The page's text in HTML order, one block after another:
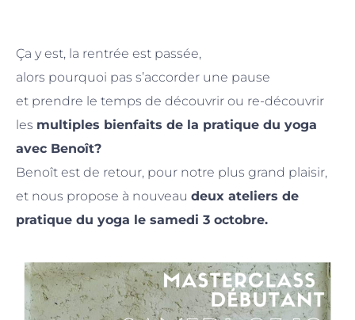
Ça y est, la rentrée est passée,
alors pourquoi pas s’accorder une pause
et prendre le temps de découvrir ou re-découvrir
les multiples bienfaits de la pratique du yoga
avec Benoît?
Benoît est de retour, pour notre plus grand plaisir,
et nous propose à nouveau deux ateliers de
pratique du yoga le samedi 3 octobre.